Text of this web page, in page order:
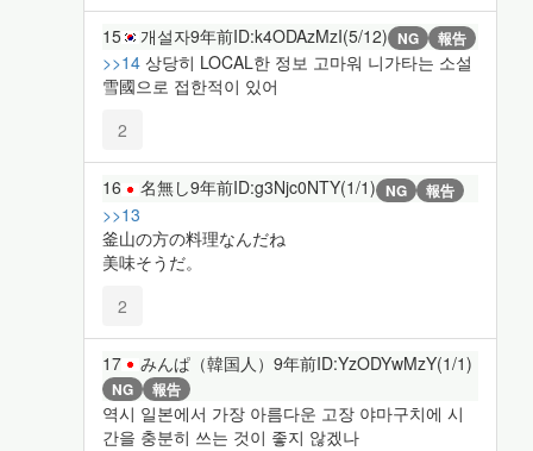
15 개설자9年前ID:k4ODAzMzI(5/12) NG 報告
>>14 상당히 LOCAL한 정보 고마워 니가타는 소설
雪國으로 접한적이 있어
2
16 名無し9年前ID:g3Njc0NTY(1/1) NG 報告
>>13
釜山の方の料理なんだね
美味そうだ。
2
17 みんぱ（韓国人） 9年前ID:YzODYwMzY(1/1)
NG 報告
역시 일본에서 가장 아름다운 고장 야마구치에 시
간을 충분히 쓰는 것이 좋지 않겠나